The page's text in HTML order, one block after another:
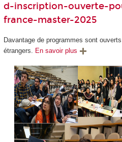
d-inscription-ouverte-
france-master-2025
Davantage de programmes sont
étrangers. En savoir plus